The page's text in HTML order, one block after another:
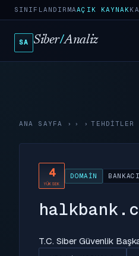
SINIFLANDIRMAAÇIK KAYNAK
SA Siber/Analiz
ANA SAYFA › TEHDITLER
4
YÜKSEK
DOMAIN
T.C. Siber Güvenlik